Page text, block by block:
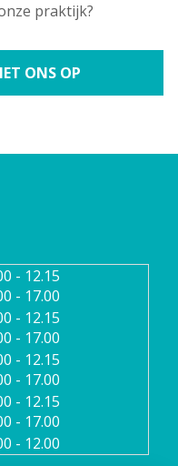
praktijk?
ONS OP
tot
- 12.15
tot
- 17.00
tot
- 12.15
tot
- 17.00
tot
- 12.15
tot
- 17.00
tot
- 12.15
tot
- 17.00
- 12.00